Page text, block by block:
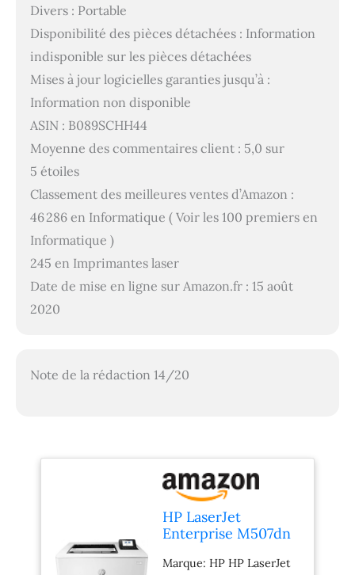
Divers : Portable
Disponibilité des pièces détachées : Information
indisponible sur les pièces détachées
Mises à jour logicielles garanties jusqu’à :
Information non disponible
ASIN : B089SCHH44
Moyenne des commentaires client : 5,0 sur
5 étoiles
Classement des meilleures ventes d’Amazon :
46 286 en Informatique ( Voir les 100 premiers en
Informatique )
245 en Imprimantes laser
Date de mise en ligne sur Amazon.fr : 15 août
2020
Note de la rédaction 14/20
HP LaserJet
Enterprise M507dn
Marque: HP HP LaserJet